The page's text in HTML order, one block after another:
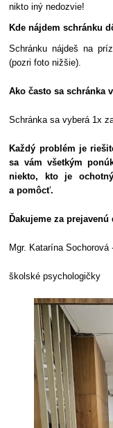
nikto iný nedozvie!
Kde nájdem schránku
Schránku nájdeš na
(pozri foto nižšie).
Ako často sa schránka
Schránka sa vyberá 1x
Každý problém je
sa vám všetkým
niekto, kto je
a pomôcť.
Ďakujeme za prejavenú
Mgr. Katarína Sochorová
školské psychologičky